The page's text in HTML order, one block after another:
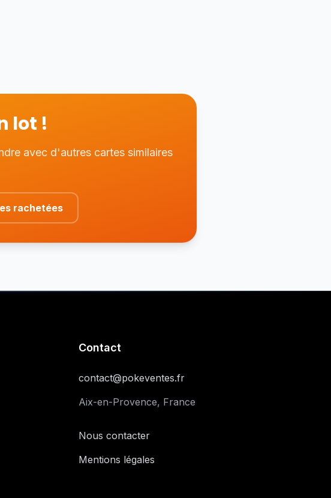
lot !
avec d'autres cartes similaires
rachetées
Contact
contact@pokeventes.fr
Aix-en-Provence, France
Nous contacter
Mentions légales